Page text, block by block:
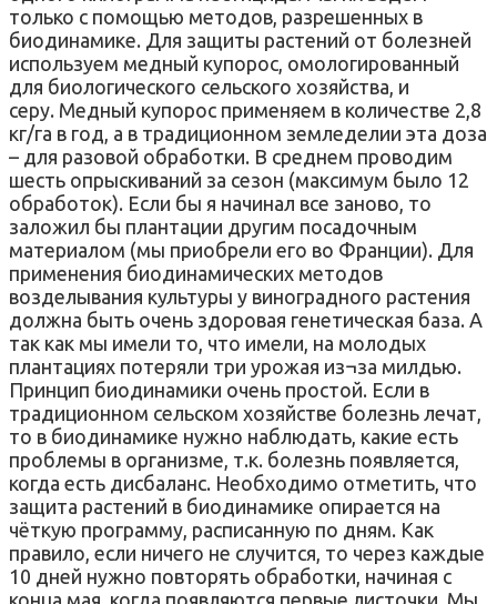
только с помощью методов, разрешенных в
биодинамике. Для защиты растений от болезней
используем медный купорос, омологированный
для биологического сельского хозяйства, и
серу. Медный купорос применяем в количестве 2,8
кг/га в год, а в традиционном земледелии эта доза
– для разовой обработки. В среднем проводим
шесть опрыскиваний за сезон (максимум было 12
обработок). Если бы я начинал все заново, то
заложил бы плантации другим посадочным
материалом (мы приобрели его во Франции). Для
применения биодинамических методов
возделывания культуры у виноградного растения
должна быть очень здоровая генетическая база. А
так как мы имели то, что имели, на молодых
плантациях потеряли три урожая из¬за милдью.
Принцип биодинамики очень простой. Если в
традиционном сельском хозяйстве болезнь лечат,
то в биодинамике нужно наблюдать, какие есть
проблемы в организме, т.к. болезнь появляется,
когда есть дисбаланс. Необходимо отметить, что
защита растений в биодинамике опирается на
чёткую программу, расписанную по дням. Как
правило, если ничего не случится, то через каждые
10 дней нужно повторять обработки, начиная с
конца мая, когда появляются первые листочки. Мы